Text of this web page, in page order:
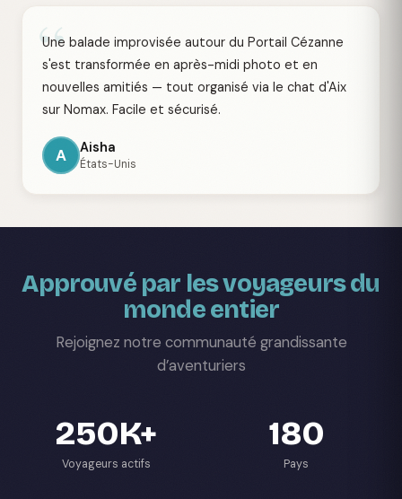
“
Une balade improvisée autour du Portail Cézanne
s'est transformée en après-midi photo et en
nouvelles amitiés — tout organisé via le chat d'Aix
sur Nomax. Facile et sécurisé.
A Aisha
États-Unis
Approuvé par les voyageurs du
monde entier
Rejoignez notre communauté grandissante
d’aventuriers
250K+
Voyageurs actifs
180
Pays